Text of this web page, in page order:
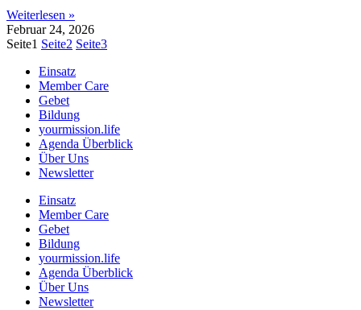
Weiterlesen »
Februar 24, 2026
Seite1 Seite2 Seite3
Einsatz
Member Care
Gebet
Bildung
yourmission.life
Agenda Überblick
Über Uns
Newsletter
Einsatz
Member Care
Gebet
Bildung
yourmission.life
Agenda Überblick
Über Uns
Newsletter